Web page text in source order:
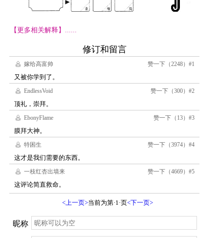
【更多相关解释】......